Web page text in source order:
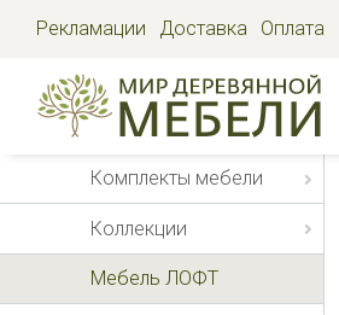
Рекламации Доставка Оплата
Комплекты мебели
Коллекции
Мебель ЛОФТ